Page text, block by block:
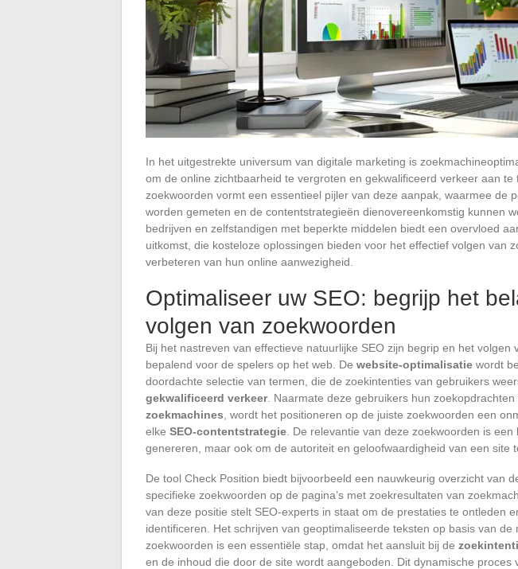
In het uitgestrekte universum van digitale marketing is
om de online zichtbaarheid te vergroten en gekwalificeerd verkeer aan te
zoekwoorden vormt een essentieel pijler van deze aanpak, waarmee de
worden gemeten en de contentstrategieën dienovereenkomstig kunnen
bedrijven en zelfstandigen met beperkte middelen biedt een overvloed
uitkomst, die kosteloze oplossingen bieden voor het effectief volgen van
verbeteren van hun online aanwezigheid.
Optimaliseer uw SEO: begrijp het
volgen van zoekwoorden
Bij het nastreven van effectieve natuurlijke SEO zijn begrip en het volgen
bepalend voor de spelers op het web. De website-optimalisatie wordt
doordachte selectie van termen, die de zoekintenties van gebruikers
gekwalificeerd verkeer. Naarmate deze gebruikers hun
zoekmachines , wordt het positioneren op de juiste zoekwoorden een
elke SEO-contentstrategie . De relevantie van deze zoekwoorden is
genereren, maar ook om de autoriteit en geloofwaardigheid van een site
De tool Check Position biedt bijvoorbeeld een nauwkeurig overzicht van
specifieke zoekwoorden op de pagina’s met zoekresultaten van
van deze positie stelt SEO-experts in staat om de prestaties te ontleden
identificeren. Het schrijven van geoptimaliseerde teksten op basis van de
zoekwoorden is een essentiële stap, omdat het aansluit bij de
en de inhoud die door de site wordt aangeboden. Dit dynamische proces